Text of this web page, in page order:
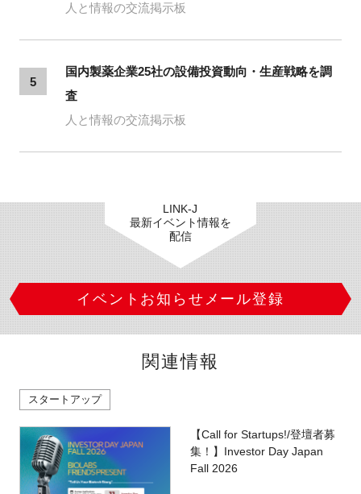
人と情報の交流掲示板
5
国内製薬企業25社の設備投資動向・生産戦略を調
査
人と情報の交流掲示板
LINK-J
最新イベント情報を
配信
イベントお知らせメール登録
関連情報
スタートアップ
【Call for Startups!/登壇者募
集！】Investor Day Japan
Fall 2026